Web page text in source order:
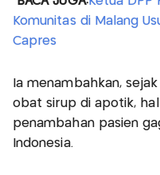
Komunitas di Malang
Capres
Ia menambahkan,
obat sirup di apotik,
penambahan pasien
Indonesia.